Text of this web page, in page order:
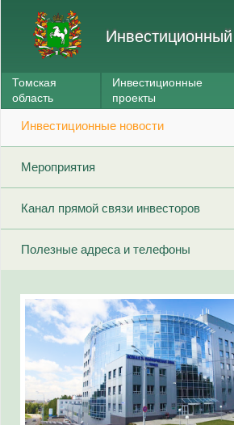
Томская
область
Инвестиционные
проекты
Инвестиционные новости
Мероприятия
Канал прямой связи инвесторов
Полезные адреса и телефоны